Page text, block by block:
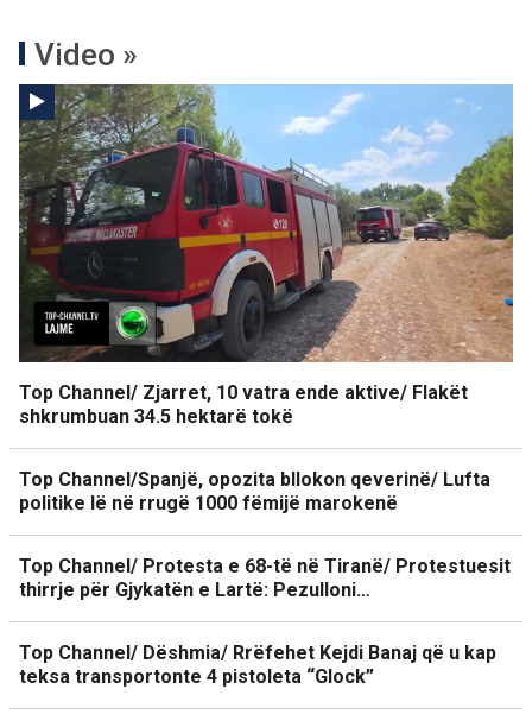
Video »
Top Channel/ Zjarret, 10 vatra ende aktive/ Flakët
shkrumbuan 34.5 hektarë tokë
Top Channel/Spanjë, opozita bllokon qeverinë/ Lufta
politike lë në rrugë 1000 fëmijë marokenë
Top Channel/ Protesta e 68-të në Tiranë/ Protestuesit
thirrje për Gjykatën e Lartë: Pezulloni…
Top Channel/ Dëshmia/ Rrëfehet Kejdi Banaj që u kap
teksa transportonte 4 pistoleta “Glock”